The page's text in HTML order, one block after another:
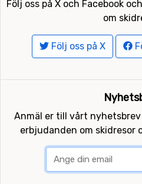
Följ oss på X och Facebook
om
Följ oss på X
Anmäl er till vårt
erbjudanden om skidresor